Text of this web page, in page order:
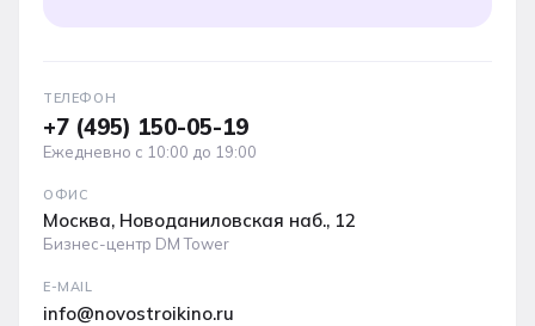
ТЕЛЕФОН
+7 (495) 150-05-19
Ежедневно с 10:00 до 19:00
ОФИС
Москва, Новоданиловская наб., 12
Бизнес-центр DM Tower
E-MAIL
info@novostroikino.ru